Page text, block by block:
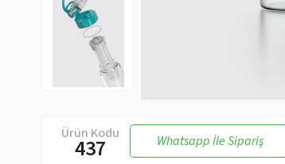
Ürün Kodu
437 Whatsapp İle Sipariş